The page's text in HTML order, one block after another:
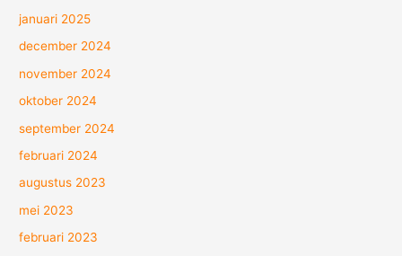
januari 2025
december 2024
november 2024
oktober 2024
september 2024
februari 2024
augustus 2023
mei 2023
februari 2023